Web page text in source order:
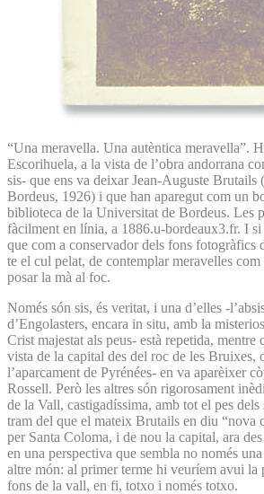
“Una meravella. Una autèntica meravella”.
Escorihuela, a la vista de l’obra andorrana
sis- que ens va deixar Jean-Auguste
Bordeus, 1926) i que han aparegut com un
biblioteca de la Universitat de Bordeus. Les
fàcilment en línia, a 1886.u-bordeaux3.fr. I
que com a conservador dels fons fotogràfics
te el cul pelat, de contemplar meravelles com
posar la mà al foc.
Només són sis, és veritat, i una d’elles -
d’Engolasters, encara in situ, amb la
Crist majestat als peus- està repetida, mentre
vista de la capital des del roc de les Bruixes,
l’aparcament de Pyrénées- en va aparèixer
Rossell. Però les altres són rigorosament
de la Vall, castigadíssima, amb tot el pes dels
tram del que el mateix Brutails en diu “nova
per Santa Coloma, i de nou la capital, ara
en una perspectiva que sembla no només
altre món: al primer terme hi veuríem avui la
fons de la vall, en fi, totxo i només totxo.